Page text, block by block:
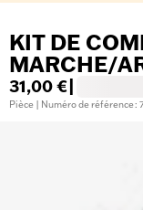
KIT DE
MARCHE/
31,00 €
Pièce | Numéro de référence :